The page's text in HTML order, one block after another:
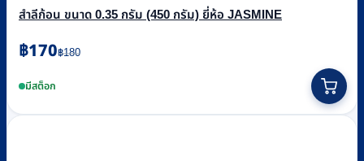
สำลีก้อน ขนาด 0.35 กรัม (450 กรัม) ยี่ห้อ JASMINE
฿180
Original
was:
฿170
Current
is:มีสต็อก